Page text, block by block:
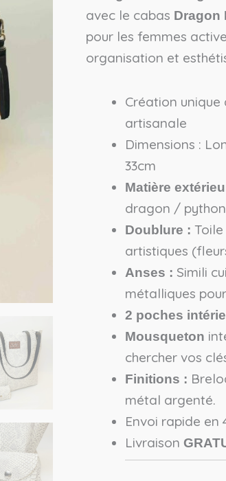
avec le cabas Dragon
pour les femmes
organisation et
Création
artisanale
Dimensions :
33cm
Matière
dragon /
Doublure :
artistiques
Anses : Simili
métalliques
2 poches
Mousqueton
chercher vos
Finitions :
métal argenté.
Envoi rapide en
Livraison